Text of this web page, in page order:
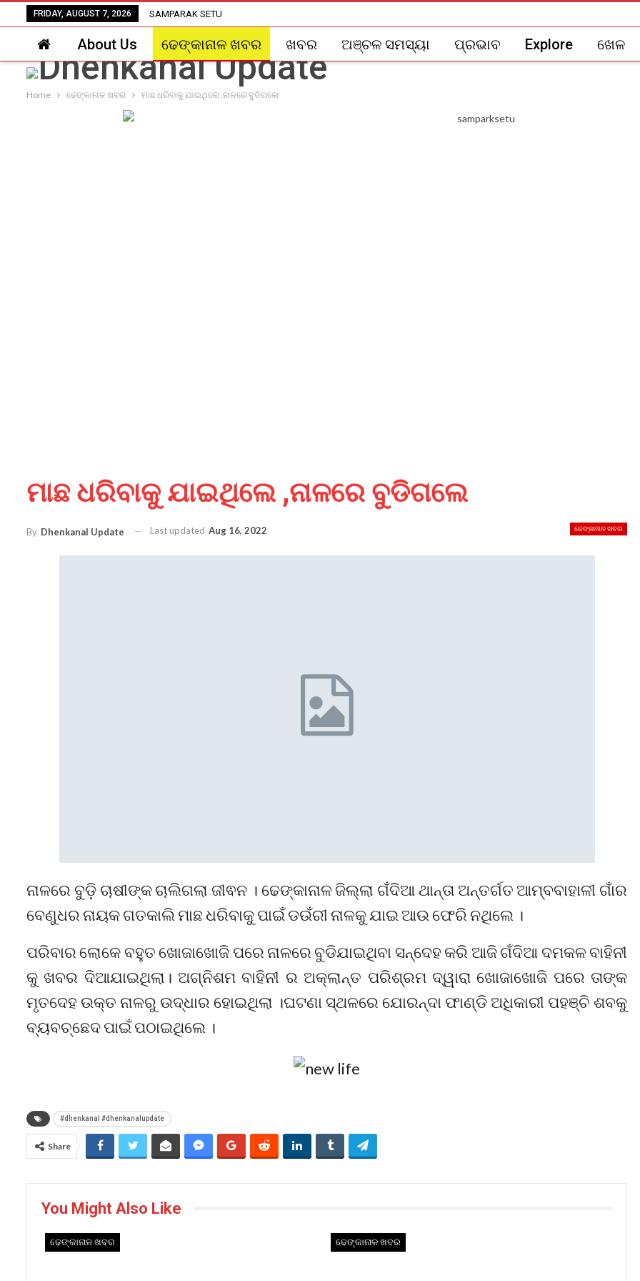
FRIDAY, AUGUST 7, 2026 SAMPARAK SETU
About Us ଢେଙ୍କାନାଳ ଖବର ଖବର ଅଞ୍ଚଳ ସମସ୍ୟା ପ୍ରଭାବ Explore ଖେଳ
Home ଢେଙ୍କାନାଳ ଖବର ମାଛ ଧରିବାକୁ ଯାଇଥିଲେ ,ନାଳରେ ବୁଡିଗଲେ
ମାଛ ଧରିବାକୁ ଯାଇଥିଲେ ,ନାଳରେ ବୁଡିଗଲେ
ଢେଙ୍କାନାଳ ଖବର
By Dhenkanal Update Last updated Aug 16, 2022
ନାଳରେ ବୁଡ଼ି ଚାଷୀଙ୍କ ଚାଲିଗଲା ଜୀଵନ । ଢେଙ୍କାନାଳ ଜିଲ୍ଲା ଗଁଦିଆ ଥାନ୍ତା ଅନ୍ତର୍ଗତ ଆମ୍ବବାହାଳୀ ଗାଁର
ବେଣୁଧର ନାୟକ ଗତକାଲି ମାଛ ଧରିବାକୁ ପାଇଁ ଡଉଁରୀ ନାଳକୁ ଯାଇ ଆଉ ଫେରି ନଥିଲେ ।
ପରିବାର ଲୋକେ ବହୁତ ଖୋଜାଖୋଜି ପରେ ନାଳରେ ବୁଡିଯାଇଥିବା ସନ୍ଦେହ କରି ଆଜି ଗଁଦିଆ ଦମକଳ ବାହିନୀ
କୁ ଖବର ଦିଆଯାଇଥିଲା। ଅଗ୍ନିଶମ ବାହିନୀ ର ଅକ୍ଲାନ୍ତ ପରିଶ୍ରମ ଦ୍ୱାରା ଖୋଜାଖୋଜି ପରେ ତାଙ୍କ
ମୃତଦେହ ଉକ୍ତ ନାଳରୁ ଉଦ୍ଧାର ହୋଇଥିଲା ।ଘଟଣା ସ୍ଥଳରେ ଯୋରନ୍ଦା ଫାଣ୍ଡି ଅଧିକାରୀ ପହଞ୍ଚି ଶବକୁ
ବ୍ୟବଚ୍ଛେଦ ପାଇଁ ପଠାଇଥିଲେ ।
#dhenkanal #dhenkanalupdate
Share
You Might Also Like
ଢେଙ୍କାନାଳ ଖବର ଢେଙ୍କାନାଳ ଖବର